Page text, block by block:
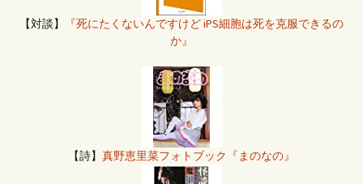
【対談】
『死にたくないんですけど iPS細胞は死を克服できるの
か』
【詩】 真野恵里菜フォトブック『まのなの』